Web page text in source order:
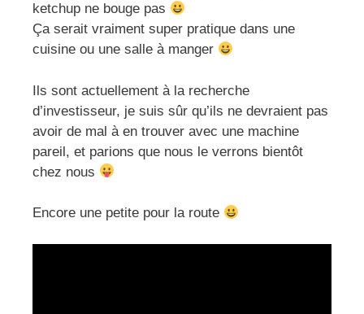
ketchup ne bouge pas
Ça serait vraiment super pratique dans une
cuisine ou une salle à manger
Ils sont actuellement à la recherche
d’investisseur, je suis sûr qu’ils ne devraient pas
avoir de mal à en trouver avec une machine
pareil, et parions que nous le verrons bientôt
chez nous
Encore une petite pour la route